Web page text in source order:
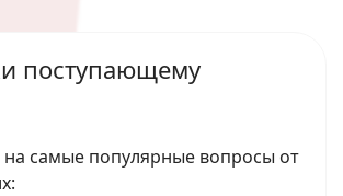
поступающему
самые популярные вопросы от